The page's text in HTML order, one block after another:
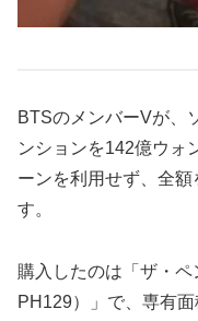
BTSのメンバーVが、
ンションを142億ウォ
ーンを利用せず、全
す。
購入したのは「ザ・ペ
PH129）」で、専有